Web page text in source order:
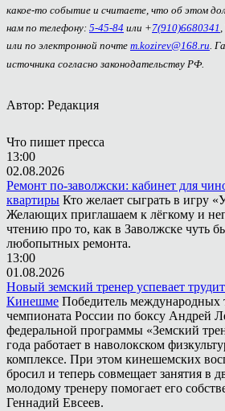
какое-то событие и считаете, что об этом
нам по телефону: 5-45-84 или +7(910)6680341
или по электронной почте m.kozirev@168.ru.
источника согласно законодательству РФ.
Автор: Редакция
Что пишет пресса
13:00
02.08.2026
Ремонт по-заволжски: кабинет для
квартиры Кто желает сыграть в игру
Желающих приглашаем к лёгкому и
чтению про то, как в Заволжске чуть
любопытных ремонта.
13:00
01.08.2026
Новый земский тренер успевает
Кинешме Победитель международных
чемпионата России по боксу Андрей
федеральной программы «Земский
года работает в наволокском
комплексе. При этом кинешемских
бросил и теперь совмещает занятия в
молодому тренеру помогает его
Геннадий Евсеев.